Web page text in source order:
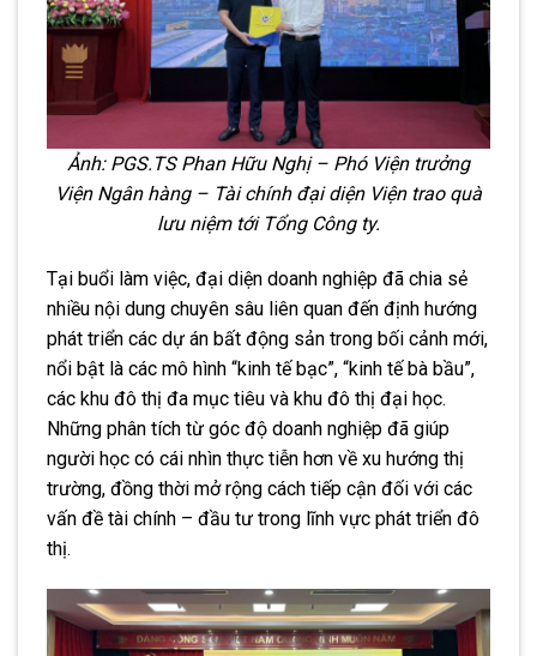
Ảnh: PGS.TS Phan Hữu Nghị – Phó Viện trưởng
Viện Ngân hàng – Tài chính đại diện Viện trao quà
lưu niệm tới Tổng Công ty.
Tại buổi làm việc, đại diện doanh nghiệp đã chia sẻ
nhiều nội dung chuyên sâu liên quan đến định hướng
phát triển các dự án bất động sản trong bối cảnh mới,
nổi bật là các mô hình “kinh tế bạc”, “kinh tế bà bầu”,
các khu đô thị đa mục tiêu và khu đô thị đại học.
Những phân tích từ góc độ doanh nghiệp đã giúp
người học có cái nhìn thực tiễn hơn về xu hướng thị
trường, đồng thời mở rộng cách tiếp cận đối với các
vấn đề tài chính – đầu tư trong lĩnh vực phát triển đô
thị.